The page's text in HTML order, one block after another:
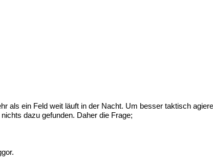
als ein Feld weit läuft in der Nacht. Um besser taktisch
dazu gefunden. Daher die Frage;